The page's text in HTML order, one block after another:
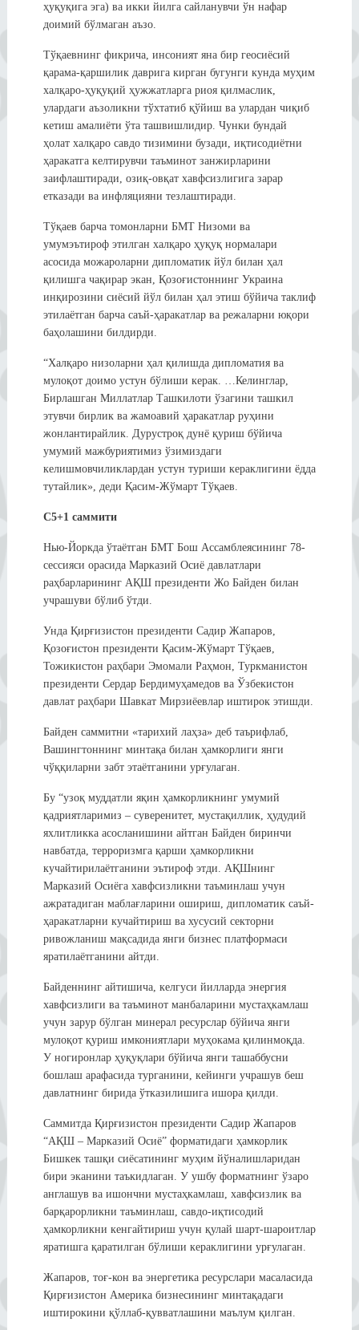
ҳуқуқига эга) ва икки йилга сайланувчи ўн нафар
доимий бўлмаган аъзо.
Тўқаевнинг фикрича, инсоният яна бир геосиёсий
қарама-қаршилик даврига кирган бугунги кунда муҳим
халқаро-ҳуқуқий ҳужжатларга риоя қилмаслик,
улардаги аъзоликни тўхтатиб қўйиш ва улардан чиқиб
кетиш амалиёти ўта ташвишлидир. Чунки бундай
ҳолат халқаро савдо тизимини бузади, иқтисодиётни
ҳаракатга келтирувчи таъминот занжирларини
заифлаштиради, озиқ-овқат хавфсизлигига зарар
етказади ва инфляцияни тезлаштиради.
Тўқаев барча томонларни БМТ Низоми ва
умумэътироф этилган халқаро ҳуқуқ нормалари
асосида можароларни дипломатик йўл билан ҳал
қилишга чақирар экан, Қозоғистоннинг Украина
инқирозини сиёсий йўл билан ҳал этиш бўйича таклиф
этилаётган барча саъй-ҳаракатлар ва режаларни юқори
баҳолашини билдирди.
“Халқаро низоларни ҳал қилишда дипломатия ва
мулоқот доимо устун бўлиши керак. …Келинглар,
Бирлашган Миллатлар Ташкилоти ўзагини ташкил
этувчи бирлик ва жамоавий ҳаракатлар руҳини
жонлантирайлик. Дурустроқ дунё қуриш бўйича
умумий мажбуриятимиз ўзимиздаги
келишмовчиликлардан устун туриши кераклигини ёдда
тутайлик», деди Қасим-Жўмарт Тўқаев.
С5+1 саммити
Нью-Йоркда ўтаётган БМТ Бош Ассамблеясининг 78-
сессияси орасида Марказий Осиё давлатлари
раҳбарларининг АҚШ президенти Жо Байден билан
учрашуви бўлиб ўтди.
Унда Қирғизистон президенти Садир Жапаров,
Қозоғистон президенти Қасим-Жўмарт Тўқаев,
Тожикистон раҳбари Эмомали Раҳмон, Туркманистон
президенти Сердар Бердимуҳамедов ва Ўзбекистон
давлат раҳбари Шавкат Мирзиёевлар иштирок этишди.
Байден саммитни «тарихий лаҳза» деб таърифлаб,
Вашингтоннинг минтақа билан ҳамкорлиги янги
чўққиларни забт этаётганини урғулаган.
Бу “узоқ муддатли яқин ҳамкорликнинг умумий
қадриятларимиз – суверенитет, мустақиллик, ҳудудий
яхлитликка асосланишини айтган Байден биринчи
навбатда, терроризмга қарши ҳамкорликни
кучайтирилаётганини эътироф этди. АҚШнинг
Марказий Осиёга хавфсизликни таъминлаш учун
ажратадиган маблағларини ошириш, дипломатик саъй-
ҳаракатларни кучайтириш ва хусусий секторни
ривожланиш мақсадида янги бизнес платформаси
яратилаётганини айтди.
Байденнинг айтишича, келгуси йилларда энергия
хавфсизлиги ва таъминот манбаларини мустаҳкамлаш
учун зарур бўлган минерал ресурслар бўйича янги
мулоқот қуриш имкониятлари муҳокама қилинмоқда.
У ногиронлар ҳуқуқлари бўйича янги ташаббусни
бошлаш арафасида турганини, кейинги учрашув беш
давлатнинг бирида ўтказилишига ишора қилди.
Саммитда Қирғизистон президенти Садир Жапаров
“АҚШ – Марказий Осиё” форматидаги ҳамкорлик
Бишкек ташқи сиёсатининг муҳим йўналишларидан
бири эканини таъкидлаган. У ушбу форматнинг ўзаро
англашув ва ишончни мустаҳкамлаш, хавфсизлик ва
барқарорликни таъминлаш, савдо-иқтисодий
ҳамкорликни кенгайтириш учун қулай шарт-шароитлар
яратишга қаратилган бўлиши кераклигини урғулаган.
Жапаров, тоғ-кон ва энергетика ресурслари масаласида
Қирғизистон Америка бизнесининг минтақадаги
иштирокини қўллаб-қувватлашини маълум қилган.